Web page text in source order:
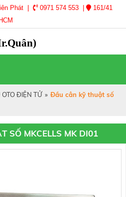
Phát | 0971 574 553 |
161/41
OTO ĐIỆN TỬ » Đầu cân kỹ thuật số
SỐ MKCELLS MK DI01